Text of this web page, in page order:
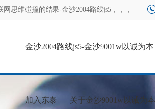
思维碰撞的结果-金沙2004路线js5 ，，，
金沙2004路线js5-金沙9001w以诚为本
加入东泰 关于金沙9001w以诚为本